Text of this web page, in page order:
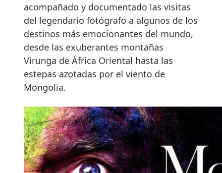
acompañado y documentado las visitas
del legendario fotógrafo a algunos de los
destinos más emocionantes del mundo,
desde las exuberantes montañas
Virunga de África Oriental hasta las
estepas azotadas por el viento de
Mongolia.